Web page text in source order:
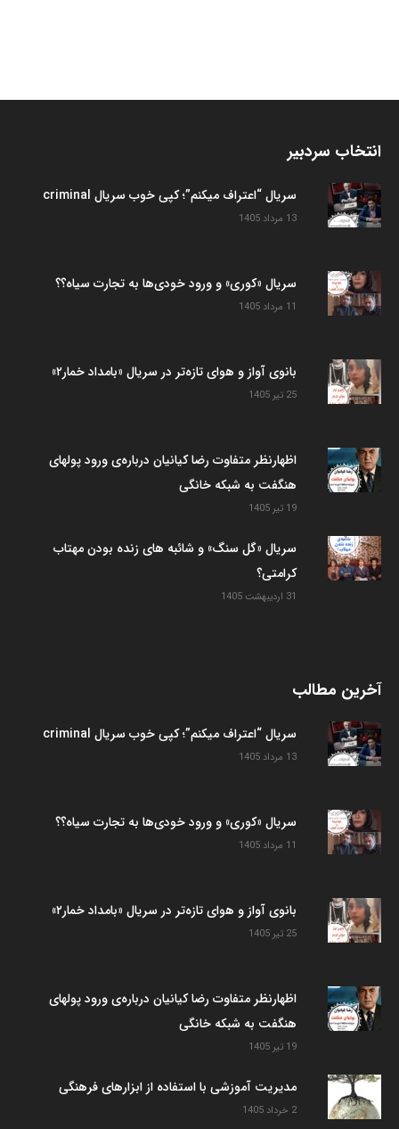
انتخاب سردبیر
سریال “اعتراف میکنم”؛ کپی خوب سریال criminal
13 مرداد 1405
سریال «کوری» و ورود خودی‌ها به تجارت سیاه؟؟
11 مرداد 1405
بانوی آواز و هوای تازه‌تر در سریال «بامداد خمار۲»
25 تیر 1405
اظهارنظر متفاوت رضا کیانیان درباره‌ی ورود پولهای
هنگفت به شبکه خانگی
19 تیر 1405
سریال «گل سنگ» و شائبه های زنده بودن مهتاب
کرامتی؟
31 اردیبهشت 1405
آخرین مطالب
سریال “اعتراف میکنم”؛ کپی خوب سریال criminal
13 مرداد 1405
سریال «کوری» و ورود خودی‌ها به تجارت سیاه؟؟
11 مرداد 1405
بانوی آواز و هوای تازه‌تر در سریال «بامداد خمار۲»
25 تیر 1405
اظهارنظر متفاوت رضا کیانیان درباره‌ی ورود پولهای
هنگفت به شبکه خانگی
19 تیر 1405
مدیریت آموزشی با استفاده از ابزارهای فرهنگی
2 خرداد 1405